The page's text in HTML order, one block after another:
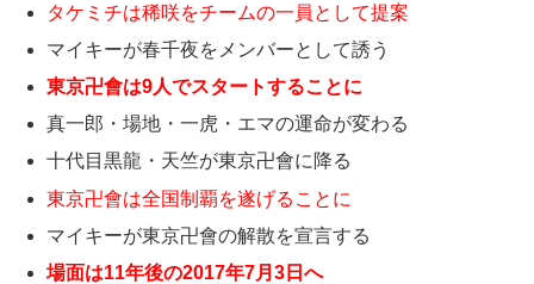
タケミチは稀咲をチームの一員として提案
マイキーが春千夜をメンバーとして誘う
東京卍會は9人でスタートすることに
真一郎・場地・一虎・エマの運命が変わる
十代目黒龍・天竺が東京卍會に降る
東京卍會は全国制覇を遂げることに
マイキーが東京卍會の解散を宣言する
場面は11年後の2017年7月3日へ